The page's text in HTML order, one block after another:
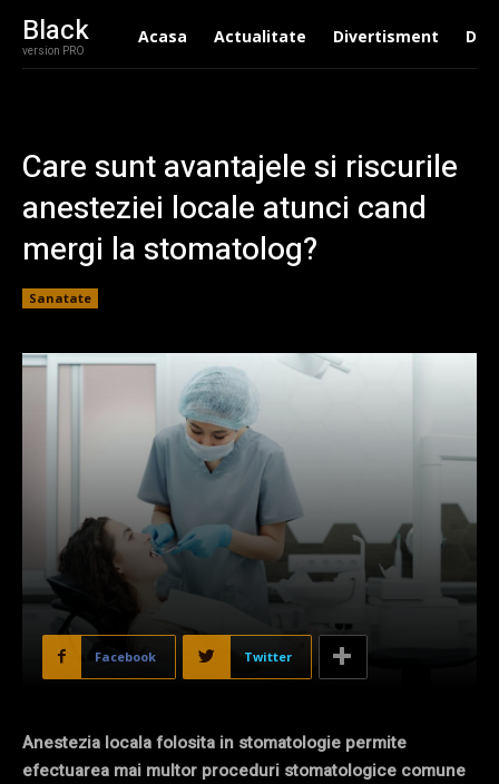
Black
version PRO
Acasa Actualitate Divertisment
Care sunt avantajele si riscurile
anesteziei locale atunci cand
mergi la stomatolog?
Sanatate
Facebook Twitter
Anestezia locala folosita in stomatologie permite
efectuarea mai multor proceduri stomatologice comune